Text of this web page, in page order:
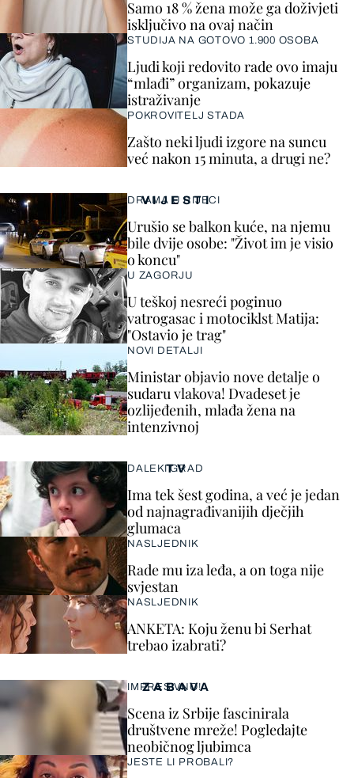
VIJESTI
DRAMA U RIJECI
Urušio se balkon kuće, na njemu
bile dvije osobe: "Život im je visio
o koncu"
U ZAGORJU
U teškoj nesreći poginuo
vatrogasac i motociklst Matija:
"Ostavio je trag"
NOVI DETALJI
Ministar objavio nove detalje o
sudaru vlakova! Dvadeset je
ozlijeđenih, mlađa žena na
intenzivnoj
Samo 18 % žena može ga doživjeti
isključivo na ovaj način
STUDIJA NA GOTOVO 1.900 OSOBA
Ljudi koji redovito rade ovo imaju
“mlađi” organizam, pokazuje
istraživanje
POKROVITELJ STADA
Zašto neki ljudi izgore na suncu
već nakon 15 minuta, a drugi ne?
ZABAVA
IMPRESIVNO!
Scena iz Srbije fascinirala
društvene mreže! Pogledajte
neobičnog ljubimca
JESTE LI PROBALI?
TV
DALEKI GRAD
Ima tek šest godina, a već je jedan
od najnagrađivanijih dječjih
glumaca
NASLJEDNIK
Rade mu iza leđa, a on toga nije
svjestan
NASLJEDNIK
ANKETA: Koju ženu bi Serhat
trebao izabrati?